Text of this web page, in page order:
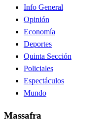
Info General
Opinión
Economía
Deportes
Quinta Sección
Policiales
Espectáculos
Mundo
Massafra